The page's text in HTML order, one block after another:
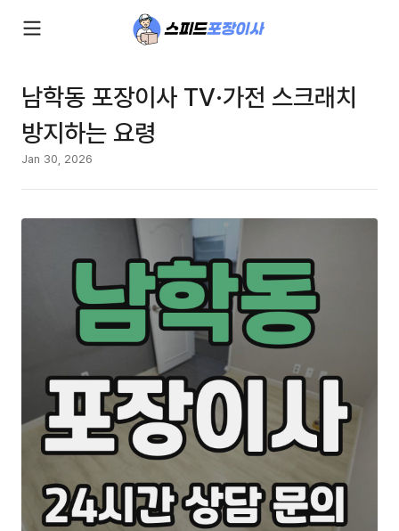
남학동 포장이사 TV·가전 스크래치
방지하는 요령
Jan 30, 2026